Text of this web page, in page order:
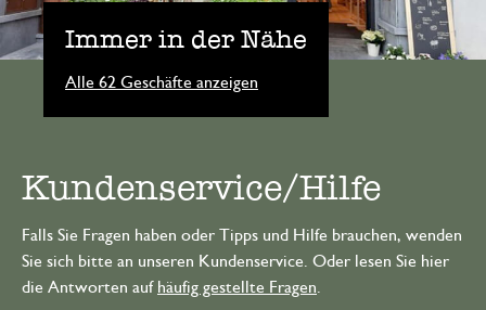
Immer in der Nähe
Alle 62 Geschäfte anzeigen
Kundenservice/Hilfe
Falls Sie Fragen haben oder Tipps und Hilfe brauchen, wenden
Sie sich bitte an unseren Kundenservice. Oder lesen Sie hier
die Antworten auf häufig gestellte Fragen